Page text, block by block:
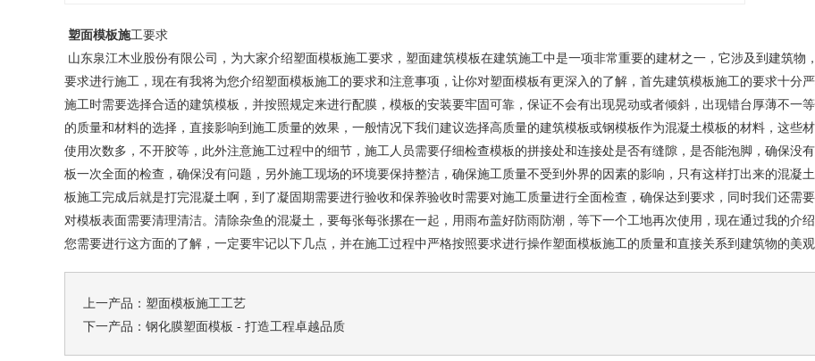
塑面模板施工要求
山东泉江木业股份有限公司，为大家介绍塑面模板施工要求，塑面建筑模板在建筑施工中是一项非常重要的建材之一，它涉及到建筑
要求进行施工，现在有我将为您介绍塑面模板施工的要求和注意事项，让你对塑面模板有更深入的了解，首先建筑模板施工的要求十分
施工时需要选择合适的建筑模板，并按照规定来进行配膜，模板的安装要牢固可靠，保证不会有出现晃动或者倾斜，出现错台厚薄不一
的质量和材料的选择，直接影响到施工质量的效果，一般情况下我们建议选择高质量的建筑模板或钢模板作为混凝土模板的材料，这些
使用次数多，不开胶等，此外注意施工过程中的细节，施工人员需要仔细检查模板的拼接处和连接处是否有缝隙，是否能泡脚，确保没
板一次全面的检查，确保没有问题，另外施工现场的环境要保持整洁，确保施工质量不受到外界的因素的影响，只有这样打出来的混凝
板施工完成后就是打完混凝土啊，到了凝固期需要进行验收和保养验收时需要对施工质量进行全面检查，确保达到要求，同时我们还需
对模板表面需要清理清洁。清除杂鱼的混凝土，要每张每张摞在一起，用雨布盖好防雨防潮，等下一个工地再次使用，现在通过我的介
您需要进行这方面的了解，一定要牢记以下几点，并在施工过程中严格按照要求进行操作塑面模板施工的质量和直接关系到建筑物的美
上一产品： 塑面模板施工工艺
下一产品： 钢化膜塑面模板 - 打造工程卓越品质